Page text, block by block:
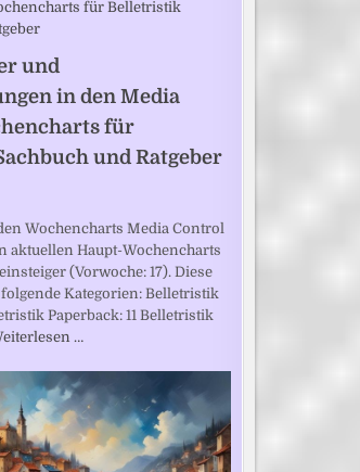
und
in den Media
für
und Ratgeber
Wochencharts Media Control
aktuellen Haupt-Wochencharts
(Vorwoche: 17). Diese
Kategorien: Belletristik
Paperback: 11 Belletristik
…